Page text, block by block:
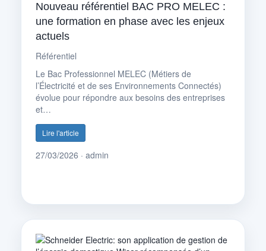
Nouveau référentiel BAC PRO MELEC :
une formation en phase avec les enjeux
actuels
Référentiel
Le Bac Professionnel MELEC (Métiers de
l’Électricité et de ses Environnements Connectés)
évolue pour répondre aux besoins des entreprises
et…
Lire l'article
27/03/2026 · admin